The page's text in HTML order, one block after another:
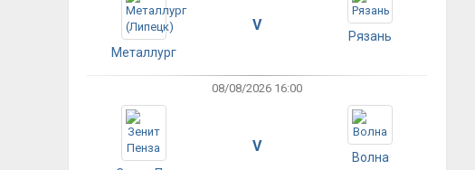
Металлург
V
Рязань
08/08/2026 16:00
V
Волна